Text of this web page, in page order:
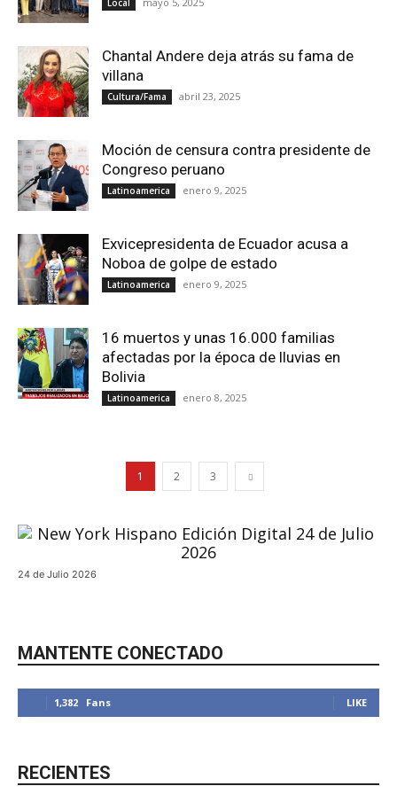
Local
Chantal Andere deja atrás su fama de
villana
Cultura/Fama abril 23, 2025
Moción de censura contra presidente de
Congreso peruano
Latinoamerica enero 9, 2025
Exvicepresidenta de Ecuador acusa a
Noboa de golpe de estado
Latinoamerica enero 9, 2025
16 muertos y unas 16.000 familias
afectadas por la época de lluvias en
Bolivia
Latinoamerica enero 8, 2025
1 2 3
24 de Julio 2026
MANTENTE CONECTADO
1,382 Fans LIKE
RECIENTES